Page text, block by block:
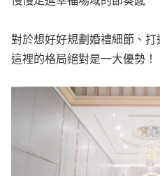
對於想好好規劃婚禮細節、
這裡的格局絕對是一大優勢！